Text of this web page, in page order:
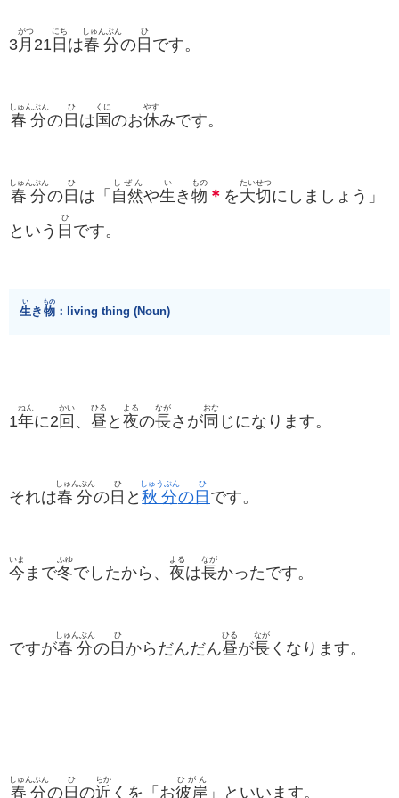
3 月
がつ
21 日
にち
は春分
しゅんぶん
の日
ひ
です。
春分
しゅんぶん
の日
ひ
は国
くに
のお休
やす
みです。
春分
しゅんぶん
の日
ひ
は「 自然
しぜん
や生
い
き 物
もの
＊ を大切
たいせつ
にしましょう」
という 日
ひ
です。
生
い
き 物
もの
：living thing (Noun)
1年
ねん
に2 回
かい
、 昼
ひる
と 夜
よる
の長
なが
さが 同
おな
じになります。
それは春分
しゅんぶん
の 日
ひ
と 秋分
しゅうぶん
の 日
ひ
です。
今
いま
まで冬
ふゆ
でしたから、 夜
よる
は長
なが
かったです。
ですが春分
しゅんぶん
の 日
ひ
からだんだん昼
ひる
が長
なが
くなります。
春分
しゅんぶん
の 日
ひ
の近
ちか
くを「お彼岸
ひがん
」といいます。